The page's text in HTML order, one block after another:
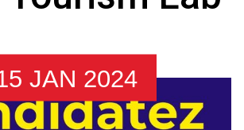
JAN 2024